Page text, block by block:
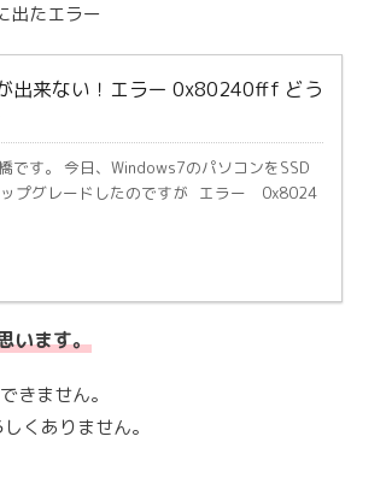
出たエラー
出来ない！エラー 0x80240fff どう
です。 今日、Windows7のパソコンをSSD
プグレードしたのですが エラー 0x8024
います。
きません。
くありません。